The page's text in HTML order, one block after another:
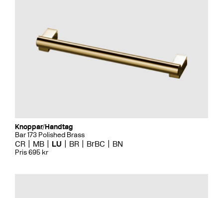
Knoppar/Handtag
Bar 173 Polished Brass
CR MB LU BR BrBC BN
Pris 695 kr